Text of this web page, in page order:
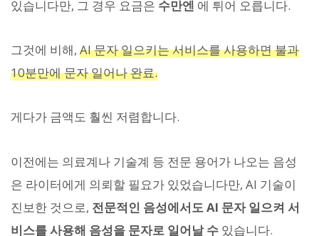
있습니다만, 그 경우 요금은 수만엔 에 튀어 오릅니다.
그것에 비해, AI 문자 일으키는 서비스를 사용하면 불과
10분만에 문자 일어나 완료.
게다가 금액도 훨씬 저렴합니다.
이전에는 의료계나 기술계 등 전문 용어가 나오는 음성
은 라이터에게 의뢰할 필요가 있었습니다만, AI 기술이
진보한 것으로, 전문적인 음성에서도 AI 문자 일으켜 서
비스를 사용해 음성을 문자로 일어날 수 있습니다.